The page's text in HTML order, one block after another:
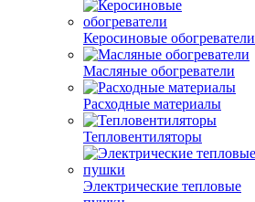
Керосиновые обогреватели
Масляные обогреватели
Расходные материалы
Тепловентиляторы
Электрические тепловые